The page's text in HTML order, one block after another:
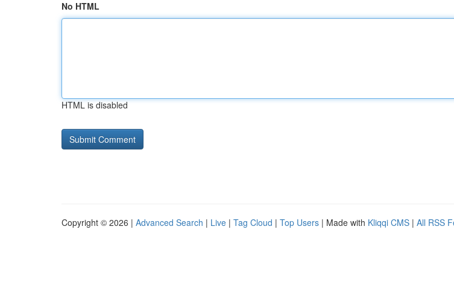
No HTML
HTML is disabled
Copyright © 2026 | Advanced Search | Live | Tag Cloud | Top Users | Made with Kliqqi CMS | All RSS